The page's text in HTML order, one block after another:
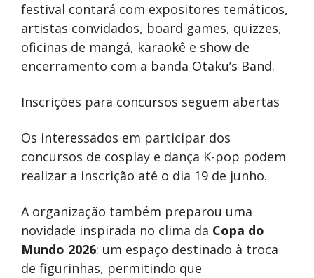
festival contará com expositores temáticos,
artistas convidados, board games, quizzes,
oficinas de mangá, karaokê e show de
encerramento com a banda Otaku’s Band.
Inscrições para concursos seguem abertas
Os interessados em participar dos
concursos de cosplay e dança K-pop podem
realizar a inscrição até o dia 19 de junho.
A organização também preparou uma
novidade inspirada no clima da Copa do
Mundo 2026: um espaço destinado à troca
de figurinhas, permitindo que